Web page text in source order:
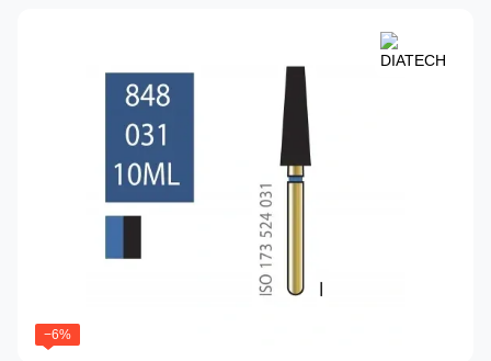
−6%